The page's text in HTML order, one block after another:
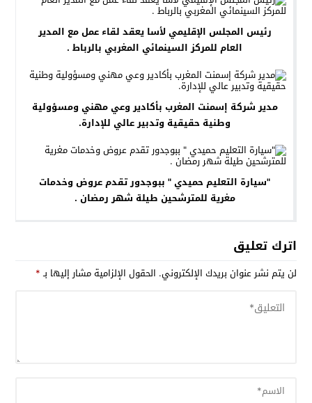
رئيس المجلس الإقليمي لأسا يعقد لقاء عمل مع المدير
العام للمركز السينمائي المغربي بالرباط .
مدير شركة إسمنت المغرب بأكادير وعي مهني ومسؤولية
وطنية حقيقية وتدبير عالي للإدارة.
"سيارة التعليم حميدي " ببوجدور تقدم عروض وخدمات
مغرية للمترشحين طيلة شهر رمضان .
اترك تعليق
لن يتم نشر عنوان بريدك الإلكتروني. الحقول الإلزامية مشار إليها بـ*